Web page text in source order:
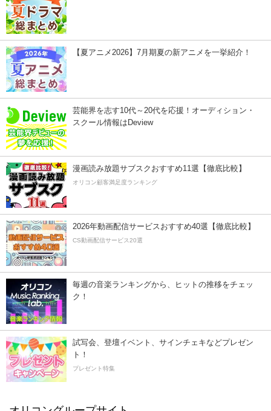
【夏アニメ2026】7月期夏の新アニメを一挙紹介！
芸能界を志す10代～20代を応援！オーディション・
スクール情報はDeview
漫画読み放題サブスクおすすめ11選【徹底比較】
オリコン顧客満足度ランキング
2026年動画配信サービスおすすめ40選【徹底比較】
CS動画配信サービス20選
毎週の音楽ランキングから、ヒットの推移をチェッ
ク！
試写会、登壇イベント、サインチェキなどプレゼン
ト！
プレゼント特集